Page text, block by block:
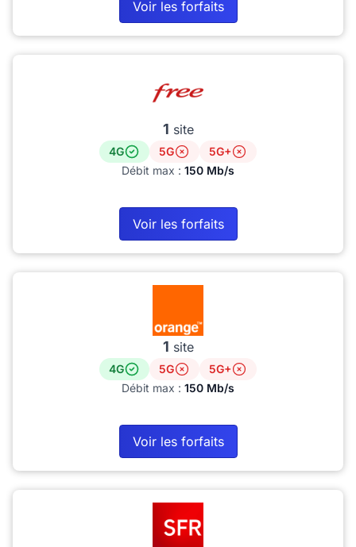
Voir les forfaits
1 site
4G 5G
5G+
Débit max : 150 Mb/s
Voir les forfaits
1 site
4G 5G
5G+
Débit max : 150 Mb/s
Voir les forfaits